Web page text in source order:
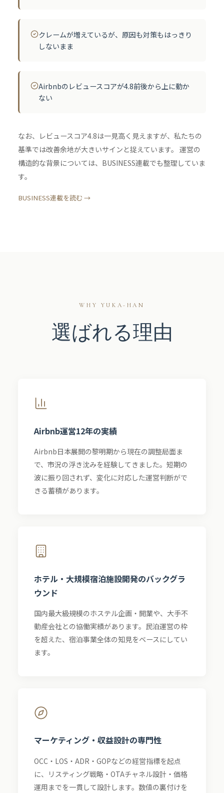
クレームが増えているが、原因も対策もはっきり
しないまま
Airbnbのレビュースコアが4.8前後から上に動か
ない
なお、レビュースコア4.8は一見高く見えますが、私たちの
基準では改善余地が大きいサインと捉えています。 運営の
構造的な背景については、BUSINESS連載でも整理していま
す。
BUSINESS連載を読む →
WHY YUKA-HAN
選ばれる理由
Airbnb運営12年の実績
Airbnb日本展開の黎明期から現在の調整局面ま
で、市況の浮き沈みを経験してきました。短期の
波に振り回されず、変化に対応した運営判断がで
きる蓄積があります。
ホテル・大規模宿泊施設開発のバックグラ
ウンド
国内最大級規模のホステル企画・開業や、大手不
動産会社との協働実績があります。民泊運営の枠
を超えた、宿泊事業全体の知見をベースにしてい
ます。
マーケティング・収益設計の専門性
OCC・LOS・ADR・GOPなどの経営指標を起点
に、リスティング戦略・OTAチャネル設計・価格
運用までを一貫して設計します。数値の裏付けを